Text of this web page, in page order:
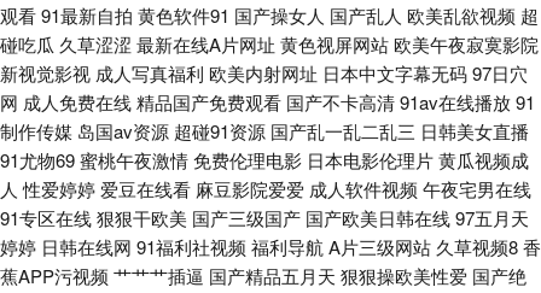
线看 91大香蕉伊人 国产精品18 欧美肏屄网 午夜剧院爽爽 AV淫网 国内成人
在线AⅤ 欧美日韩视频 午夜福利诱惑 97激情网站 91私拍 日韩乱淫差羞视频
99福利在线 韩国三级av 日韩免费观看一级 91福利导航大全 国产福利不卡
欧美老妇性爱 亚洲97色色 AVA在线 麻豆一区视频资源 午夜视频导航 肏屄福
利院 精品日韩 91呆哥人妻系列 丁香九月大香蕉 欧美成人www 香蕉视频下
观看91最新自拍 黄色软件91 国产操女人 国产乱人 欧美乱欲视频 超
碰吃瓜 久草涩涩 最新在线A片网址 黄色视屏网站 欧美午夜寂寞影院
新视觉影视 成人写真福利 欧美内射网址 日本中文字幕无码97日穴
网 成人免费在线精品国产免费观看 国产不卡高清91av在线播放91
制作传媒 岛国av资源 超碰91资源 国产乱一乱二乱三 日韩美女直播
91尤物69蜜桃午夜激情免费伦理电影 日本电影伦理片黄瓜视频成
人 性爱婷婷 爱豆在线看 麻豆影院爱爱 成人软件视频 午夜宅男在线
91专区在线狠狠干欧美 国产三级国产 国产欧美日韩在线97五月天
婷婷 日韩在线网 91福利社视频 福利导航 A片三级网站 久草视频8香
蕉APP污视频 艹艹艹插逼 国产精品五月天 狠狠操欧美性爱 国产绝